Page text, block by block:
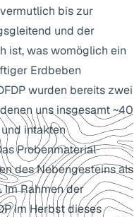
bis zur
und der
ist, was womöglich ein
Erdbeben
wurden bereits zwei
uns insgesamt ~40
intakten
Probenmaterial
des Nebengesteins als
Rahmen der
im Herbst dieses